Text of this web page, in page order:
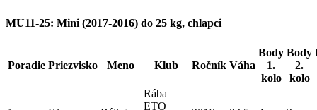
MU11-25: Mini (2017-2016) do 25 kg, chlapci
Poradie Priezvisko Meno Klub Ročník Váha
Body
1.
kolo
Body
2.
kolo
Rába
ETO